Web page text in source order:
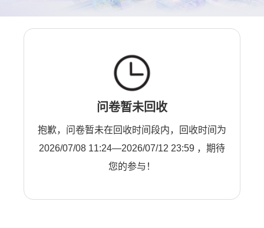
问卷暂未回收
抱歉，问卷暂未在回收时间段内，回收时间为
2026/07/08 11:24—2026/07/12 23:59 ，期待
您的参与！